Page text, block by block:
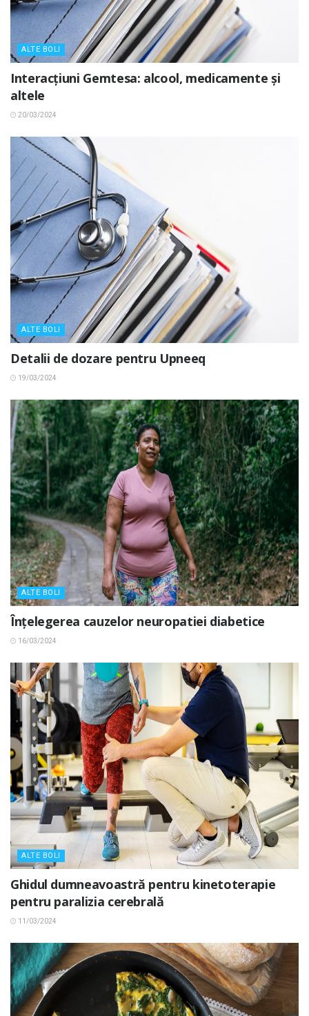
ALTE BOLI
Interacțiuni Gemtesa: alcool, medicamente și
altele
20/03/2024
ALTE BOLI
Detalii de dozare pentru Upneeq
19/03/2024
ALTE BOLI
Înțelegerea cauzelor neuropatiei diabetice
16/03/2024
ALTE BOLI
Ghidul dumneavoastră pentru kinetoterapie
pentru paralizia cerebrală
11/03/2024